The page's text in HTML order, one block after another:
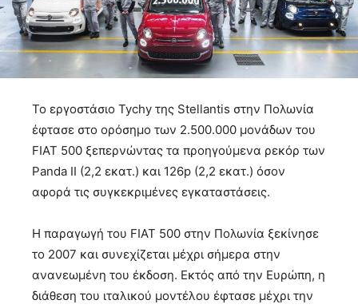
Το εργοστάσιο Tychy της Stellantis στην Πολωνία
έφτασε στο ορόσημο των 2.500.000 μονάδων του
FIAT 500 ξεπερνώντας τα προηγούμενα ρεκόρ των
Panda II (2,2 εκατ.) και 126p (2,2 εκατ.) όσον
αφορά τις συγκεκριμένες εγκαταστάσεις.
Η παραγωγή του FIAT 500 στην Πολωνία ξεκίνησε
το 2007 και συνεχίζεται μέχρι σήμερα στην
ανανεωμένη του έκδοση. Εκτός από την Ευρώπη, η
διάθεση του ιταλικού μοντέλου έφτασε μέχρι την